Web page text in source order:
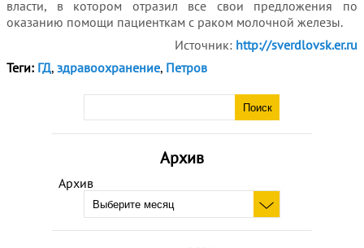
Архив
Архив
власти, в котором отразил все свои предложения по
оказанию помощи пациенткам с раком молочной железы.
Источник: http://sverdlovsk.er.ru
Теги: ГД, здравоохранение, Петров